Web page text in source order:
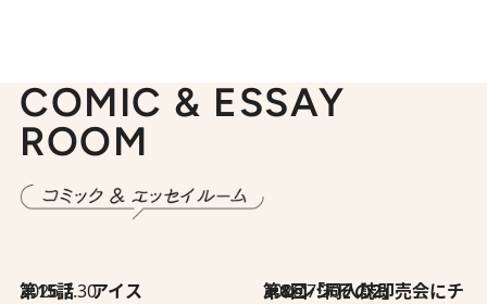
COMIC & ESSAY
ROOM
2026.7.30
第15話 アイス 2026.7.30
第8回「同人誌即売会にチャレンジ その2」